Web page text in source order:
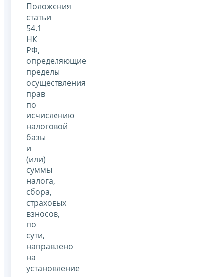
Положения
статьи
54.1
НК
РФ,
определяющие
пределы
осуществления
прав
по
исчислению
налоговой
базы
и
(или)
суммы
налога,
сбора,
страховых
взносов,
по
сути,
направлено
на
установление